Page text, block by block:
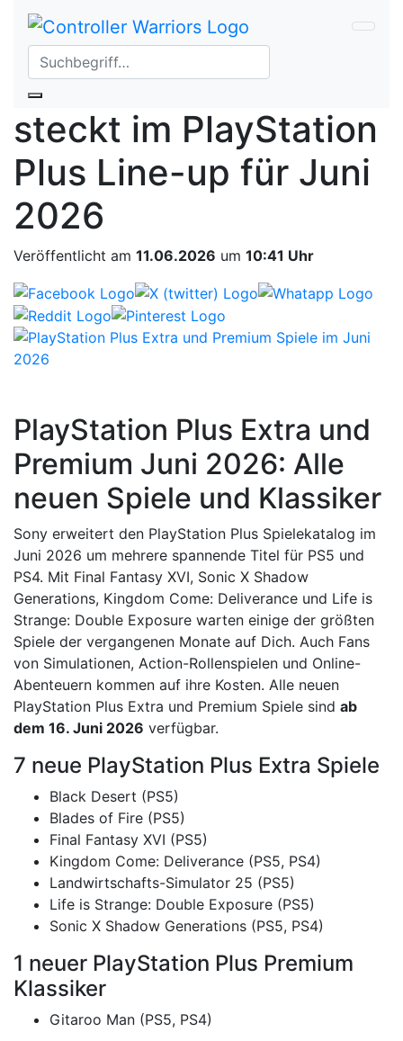
News
Final Fantasy XVI,
Sonic und mehr: Das
steckt im PlayStation
Plus Line-up für Juni
2026
Veröffentlicht am 11.06.2026 um 10:41 Uhr
PlayStation Plus Extra und
Premium Juni 2026: Alle
neuen Spiele und Klassiker
Sony erweitert den PlayStation Plus Spielekatalog im
Juni 2026 um mehrere spannende Titel für PS5 und
PS4. Mit Final Fantasy XVI, Sonic X Shadow
Generations, Kingdom Come: Deliverance und Life is
Strange: Double Exposure warten einige der größten
Spiele der vergangenen Monate auf Dich. Auch Fans
von Simulationen, Action-Rollenspielen und Online-
Abenteuern kommen auf ihre Kosten. Alle neuen
PlayStation Plus Extra und Premium Spiele sind ab
dem 16. Juni 2026 verfügbar.
7 neue PlayStation Plus Extra Spiele
Black Desert (PS5)
Blades of Fire (PS5)
Final Fantasy XVI (PS5)
Kingdom Come: Deliverance (PS5, PS4)
Landwirtschafts-Simulator 25 (PS5)
Life is Strange: Double Exposure (PS5)
Sonic X Shadow Generations (PS5, PS4)
1 neuer PlayStation Plus Premium
Klassiker
Gitaroo Man (PS5, PS4)